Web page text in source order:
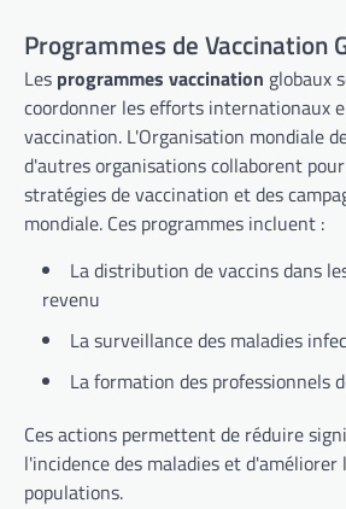
Programmes de Vaccination
Les programmes vaccination globaux
coordonner les efforts internationaux
vaccination. L'Organisation mondiale
d'autres organisations collaborent
stratégies de vaccination et des
mondiale. Ces programmes incluent :
La distribution de vaccins dans
revenu
La surveillance des maladies
La formation des professionnels
Ces actions permettent de réduire
l'incidence des maladies et d'améliorer
populations.